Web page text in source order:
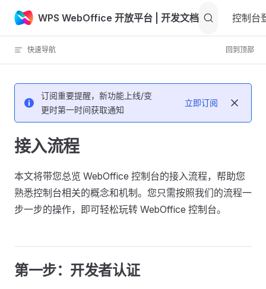
Skip to content
WPS WebOffice 开放平台 | 开发文档 控制台
快速导航 回到顶部
订阅重要提醒，新功能上线/变
更时第一时间获取通知
立即订阅
接入流程
本文将带您总览 WebOffice 控制台的接入流程，帮助您
熟悉控制台相关的概念和机制。您只需按照我们的流程一
步一步的操作，即可轻松玩转 WebOffice 控制台。
第一步：开发者认证